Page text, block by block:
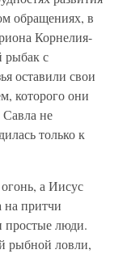
обращениях, в
Корнелия-
рыбак с
оставили свои
которого они
Савла не
только к
а Иисус
на притчи
простые люди.
рыбной ловли,